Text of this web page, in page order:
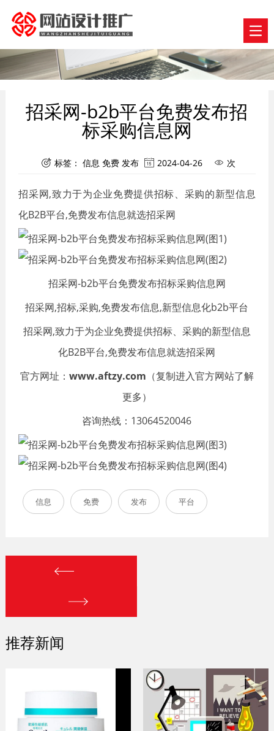
招采网-b2b平台免费发布招
标采购信息网
 标签： 信息 免费 发布  2024-04-26  次
招采网,致力于为企业免费提供招标、采购的新型信息
化B2B平台,免费发布信息就选招采网
招采网-b2b平台免费发布招标采购信息网
招采网,招标,采购,免费发布信息,新型信息化b2b平台
招采网,致力于为企业免费提供招标、采购的新型信息
化B2B平台,免费发布信息就选招采网
官方网址： www.aftzy.com （复制进入官方网站了解
更多）
咨询热线：13064520046
信息 免费 发布 平台
推荐新闻